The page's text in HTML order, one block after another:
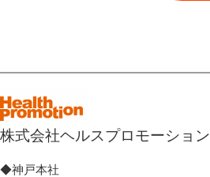
株式会社ヘルスプロモーション
◆神戸本社